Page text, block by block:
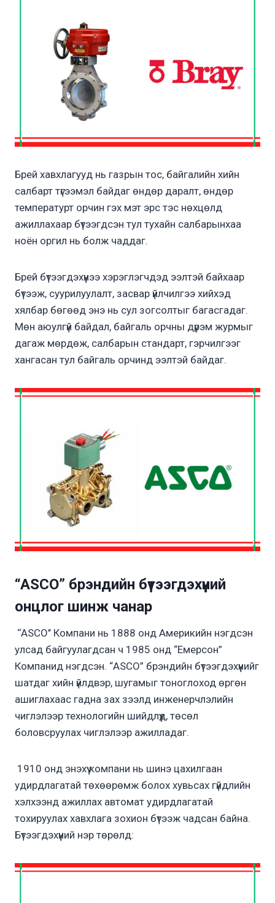
Брей хавхлагууд нь газрын тос, байгалийн хийн
салбарт түгээмэл байдаг өндөр даралт, өндөр
температурт орчин гэх мэт эрс тэс нөхцөлд
ажиллахаар бүтээгдсэн тул тухайн салбарынхаа
ноён оргил нь болж чаддаг.
Брей бүтээгдэхүүнээ хэрэглэгчдэд ээлтэй байхаар
бүтээж, суурилуулалт, засвар үйлчилгээ хийхэд
хялбар бөгөөд энэ нь сул зогсолтыг багасгадаг.
Мөн аюулгүй байдал, байгаль орчны дүрэм журмыг
дагаж мөрдөж, салбарын стандарт, гэрчилгээг
хангасан тул байгаль орчинд ээлтэй байдаг.
“ASCO” брэндийн бүтээгдэхүүний
онцлог шинж чанар
‘‘ASCO’’ Компани нь 1888 онд Америкийн нэгдсэн
улсад байгуулагдсан ч 1985 онд “Емерсон”
Компанид нэгдсэн. “ASCO” брэндийн бүтээгдэхүүнийг
шатдаг хийн үйлдвэр, шугамыг тоноглоход өргөн
ашиглахаас гадна зах зээлд инженерчлэлийн
чиглэлээр технологийн шийдлүүд, төсөл
боловсруулах чиглэлээр ажилладаг.
1910 онд энэхүү компани нь шинэ цахилгаан
удирдлагатай төхөөрөмж болох хувьсах гүйдлийн
хэлхээнд ажиллах автомат удирдлагатай
тохируулах хавхлага зохион бүтээж чадсан байна.
Бүтээгдэхүүний нэр төрөлд: